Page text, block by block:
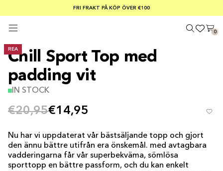
SOMMARREA – 30–50 % RABATT PÅ ALLT
FRI FRAKT PÅ KÖP ÖVER €100
Säker betalning med
0
REA
Chill Sport Top med
padding vit
IN STOCK
€20,95€14,95
Nu har vi uppdaterat vår bästsäljande topp och gjort
den ännu bättre utifrån era önskemål. med avtagbara
vadderingarna får vår superbekväma, sömlösa
sporttopp en bättre passform, och du kan enkelt